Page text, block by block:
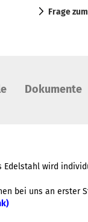
Frage
Dokumente
Edelstahl wird
bei uns an erster